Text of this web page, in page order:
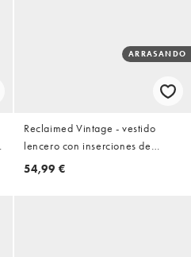
ARRASANDO
Reclaimed Vintage - vestido
lencero con inserciones de
encaje en rojo burdeos
54,99 €